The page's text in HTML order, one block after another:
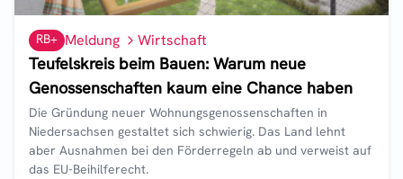
RB+ Meldung Wirtschaft
Teufelskreis beim Bauen: Warum neue
Genossenschaften kaum eine Chance haben
Die Gründung neuer Wohnungsgenossenschaften in
Niedersachsen gestaltet sich schwierig. Das Land lehnt
aber Ausnahmen bei den Förderregeln ab und verweist auf
das EU-Beihilferecht.